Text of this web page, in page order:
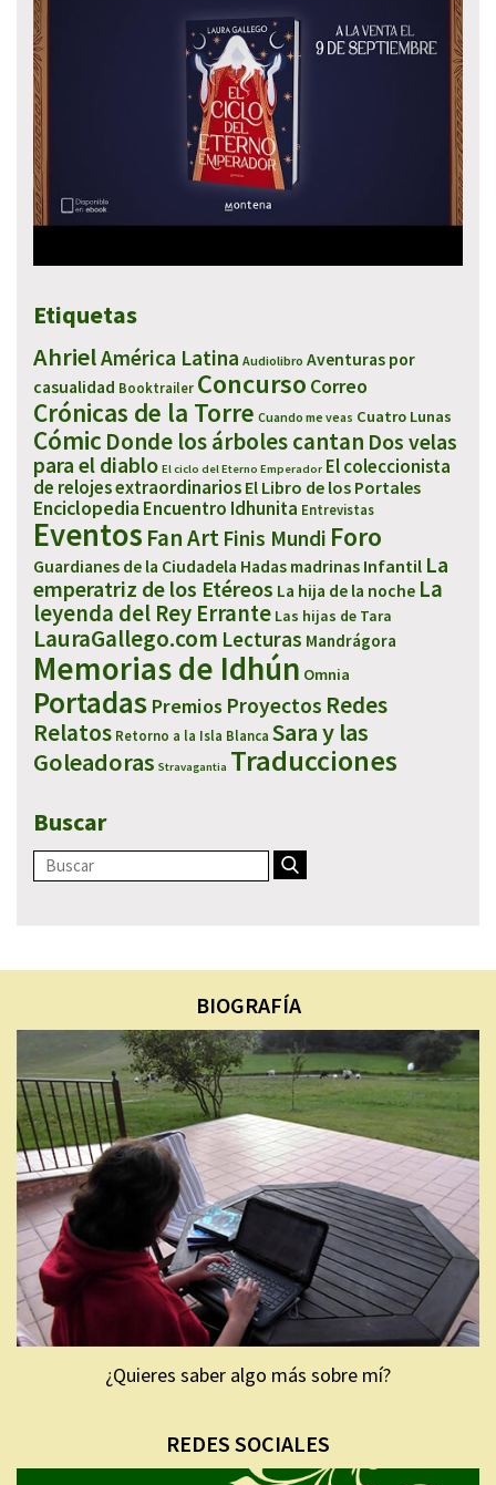
Etiquetas
AhrielAmérica Latina Audiolibro Aventuras por
casualidad Booktrailer Concurso Correo
Crónicas de la Torre Cuando me veas Cuatro Lunas
Cómic Donde los árboles cantan Dos velas
para el diablo El ciclo del Eterno Emperador El coleccionista
de relojes extraordinarios El Libro de los Portales
Enciclopedia Encuentro Idhunita Entrevistas
Eventos Fan Art Finis Mundi Foro
Guardianes de la Ciudadela Hadas madrinas Infantil La
emperatriz de los Etéreos La hija de la noche La
leyenda del Rey Errante Las hijas de Tara
LauraGallego.com Lecturas Mandrágora
Memorias de Idhún Omnia
Portadas Premios Proyectos Redes
Relatos Retorno a la Isla Blanca Sara y las
Goleadoras Stravagantia Traducciones
Buscar
BIOGRAFÍA
¿Quieres saber algo más sobre mí?
REDES SOCIALES